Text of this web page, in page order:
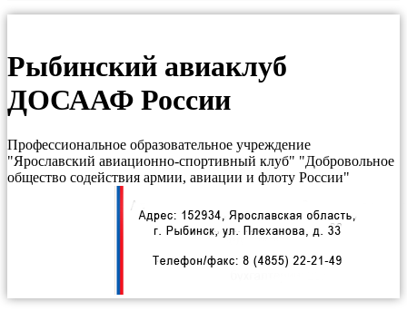
Рыбинский авиаклуб
ДОСААФ России
Профессиональное образовательное учреждение
"Ярославский авиационно-спортивный клуб" "Добровольное
общество содействия армии, авиации и флоту России"